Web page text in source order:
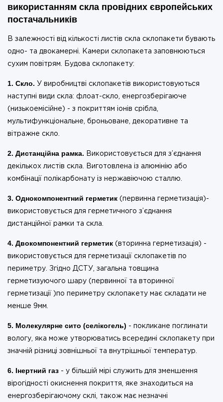
використанням скла провідних європейських
постачальників
В залежності від кількості листів скла склопакети бувають
одно- та двокамерні. Камери склопакета заповнюються
сухим повітрям. Будова склопакету:
1. Скло. У виробництві склопакетів використовуються
наступні види скла: флоат-скло, енергозберігаюче
(низькоемісійне) - з покриттям іонів срібла,
мультифункціональне, броньоване, декоративне та
вітражне скло.
2. Дистанційна рамка. Використовується для з’єднання
декількох листів скла. Виготовлена із алюмінію або
комбінації полікарбонату із нержавіючою сталлю.
3. Однокомпонентний герметик (первинна герметизація)-
використовується для герметичного з’єднання
дистанційної рамки та скла.
4. Двокомпонентний герметик (вторинна герметизація) -
використовується для герметизації склопакетів по
периметру. Згідно ДСТУ, загальна товщина
герметизуючого шару (первинної та вторинної
герметизації )по периметру склопакету має складати не
менше 9мм.
5. Молекулярне сито (селікогель) - покликане поглинати
вологу, яка може утворюватись всередині склопакету при
значній різниці зовнішньої та внутрішньої температур.
6. Інертний газ - у більшій мірі служить для зменшення
вірогідності окиснення покриття, яке знаходиться на
енергозберігаючому склі, також має незначні